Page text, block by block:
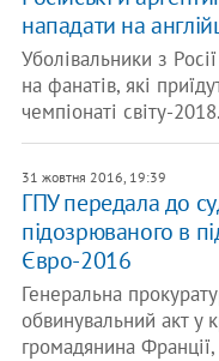
нападати на
Уболівальники з
на фанатів, які
чемпіонаті світу-
31 жовтня 2016, 19:39
ГПУ передала до
підозрюваного в
Євро-2016
Генеральна
обвинувальний акт у
громадянина